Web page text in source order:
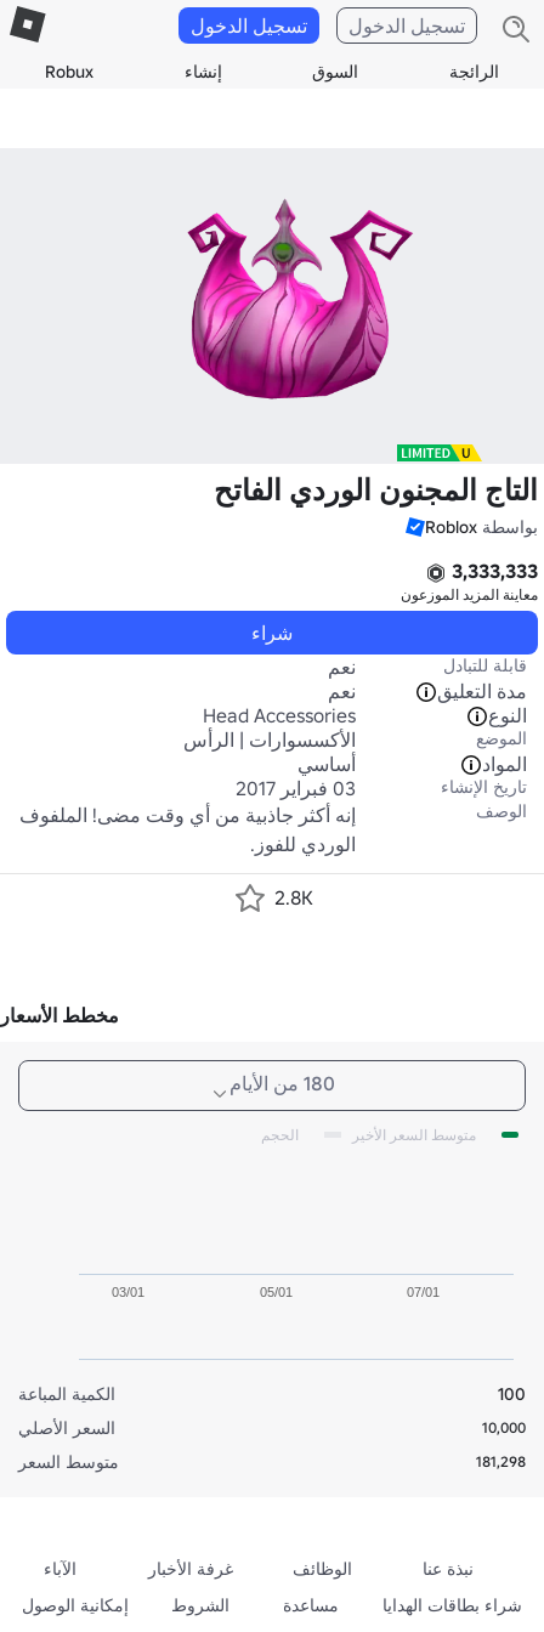
الرائجة السوق إنشاء Robux
تسجيل الدخول تسجيل الدخول
التاج المجنون الوردي الفاتح
بواسطة Roblox
3,333,333
معاينة المزيد الموزعون
شراء
قابلة للتبادل
نعم
مدة التعليق
نعم
النوع
Head Accessories
الموضع
الأكسسوارات | الرأس
المواد
أساسي
تاريخ الإنشاء 03 فبراير 2017
الوصف
الوردي للفوز.
2.8K
مخطط الأسعار
180 من الأيام
متوسط السعر الأخير الحجم
03/01 05/01 07/01
الكمية المباعة
100
السعر الأصلي
10,000
متوسط السعر 181,298
نبذة عنا الوظائف غرفة الأخبار
الآباء
شراء بطاقات الهدايا
مساعدة الشروط
إمكانية الوصول